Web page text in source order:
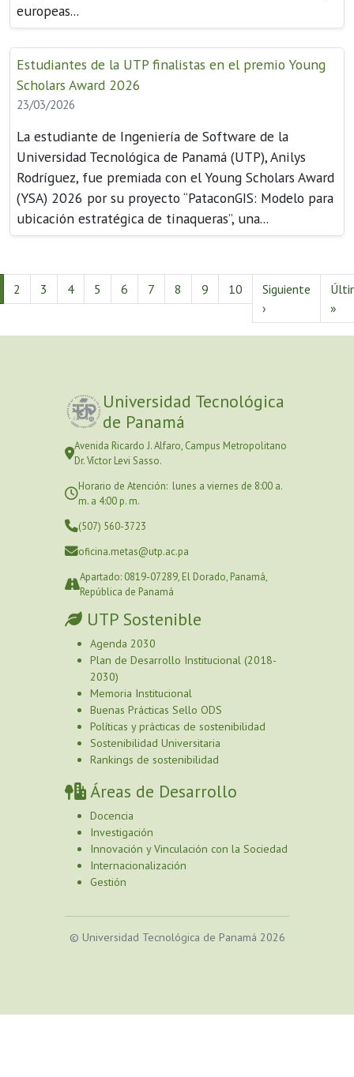
europeas...
Estudiantes de la UTP finalistas en el premio Young
Scholars Award 2026
23/03/2026
La estudiante de Ingeniería de Software de la
Universidad Tecnológica de Panamá (UTP), Anilys
Rodríguez, fue premiada con el Young Scholars Award
(YSA) 2026 por su proyecto “PataconGIS: Modelo para
ubicación estratégica de tinaqueras”, una...
2 3 4 5 6 7 8 9 10
Siguiente
›
»
Universidad Tecnológica
de Panamá
Avenida Ricardo J. Alfaro, Campus Metropolitano
Dr. Víctor Levi Sasso.
Horario de Atención: lunes a viernes de 8:00 a.
m. a 4:00 p. m.
(507) 560-3723
oficina.metas@utp.ac.pa
Apartado: 0819-07289, El Dorado, Panamá,
República de Panamá
UTP Sostenible
Agenda 2030
Plan de Desarrollo Institucional (2018-
2030)
Memoria Institucional
Buenas Prácticas Sello ODS
Políticas y prácticas de sostenibilidad
Sostenibilidad Universitaria
Rankings de sostenibilidad
Áreas de Desarrollo
Docencia
Investigación
Innovación y Vinculación con la Sociedad
Internacionalización
Gestión
© Universidad Tecnológica de Panamá 2026